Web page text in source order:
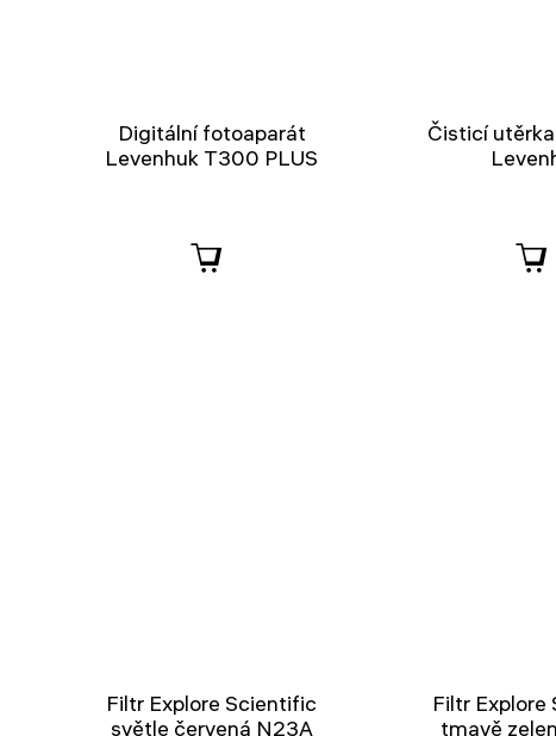
Digitální fotoaparát
Levenhuk T300 PLUS
Čisticí
Filtr Explore Scientific
světle červená N23A
Filtr
tmavě